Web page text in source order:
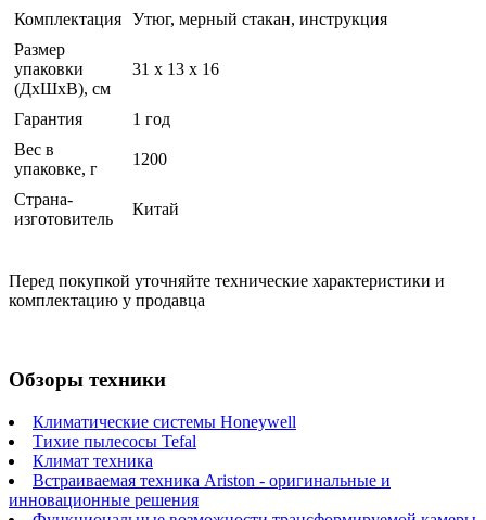
Комплектация Утюг, мерный стакан, инструкция
Размер
упаковки
(ДхШхВ), см
31 x 13 x 16
Гарантия
1 год
Вес в
упаковке, г
1200
Страна-
изготовитель
Китай
Перед покупкой уточняйте технические характеристики и
комплектацию у продавца
Обзоры техники
Климатические системы Honeywell
Тихие пылесосы Tefal
Климат техника
Встраиваемая техника Ariston - оригинальные и
инновационные решения